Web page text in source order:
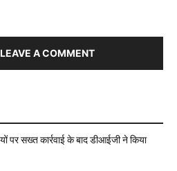
A COMMENT
पर सख्त कार्रवाई के बाद डीआईजी ने किया